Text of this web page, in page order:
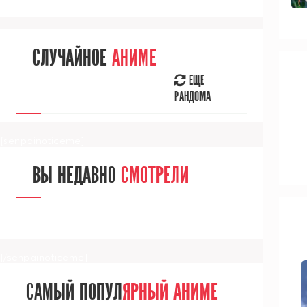
СЛУЧАЙНОЕ АНИМЕ
ЕЩЕ
РАНДОМА
ВЫ НЕДАВНО СМОТРЕЛИ
САМЫЙ ПОПУЛЯРНЫЙ АНИМЕ